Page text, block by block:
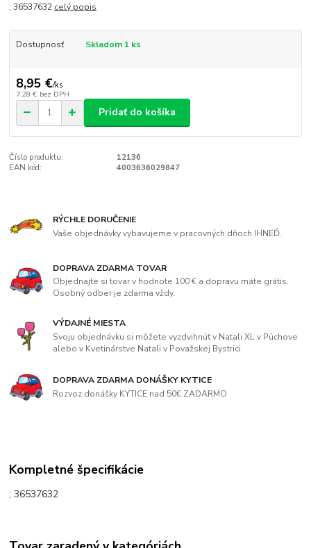
; 36537632 celý popis
Dostupnosť Skladom 1 ks
8,95 €/ks
7,28 € bez DPH
Pridať do košíka
Číslo produktu:
12136
EAN kód:
4003636029847
RÝCHLE DORUČENIE
Vaše objednávky vybavujeme v pracovných dňoch IHNEĎ.
DOPRAVA ZDARMA TOVAR
Objednajte si tovar v hodnote 100 € a dopravu máte grátis.
Osobný odber je zdarma vždy.
VÝDAJNÉ MIESTA
Svoju objednávku si môžete vyzdvihnúť v Natali XL v Púchove
alebo v Kvetinárstve Natali v Považskej Bystrici
DOPRAVA ZDARMA DONÁŠKY KYTICE
Rozvoz donášky KYTICE nad 50€ ZADARMO
Kompletné špecifikácie
; 36537632